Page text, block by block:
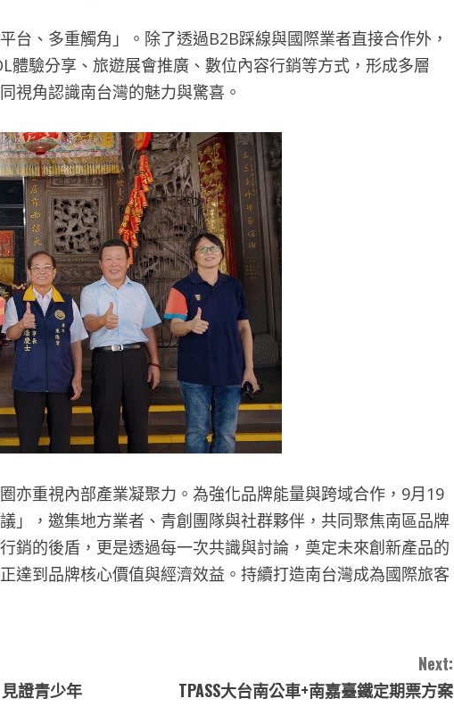
台、多重觸角」。除了透過B2B踩線與國際業者直接合作外，
體驗分享、旅遊展會推廣、數位內容行銷等方式，形成多層
視角認識南台灣的魅力與驚喜。
亦重視內部產業凝聚力。為強化品牌能量與跨域合作，9月19
」，邀集地方業者、青創團隊與社群夥伴，共同聚焦南區品牌
銷的後盾，更是透過每一次共識與討論，奠定未來創新產品的
達到品牌核心價值與經濟效益。持續打造南台灣成為國際旅客
證青少年
Next:
TPASS大台南公車+南嘉臺鐵定期票方案